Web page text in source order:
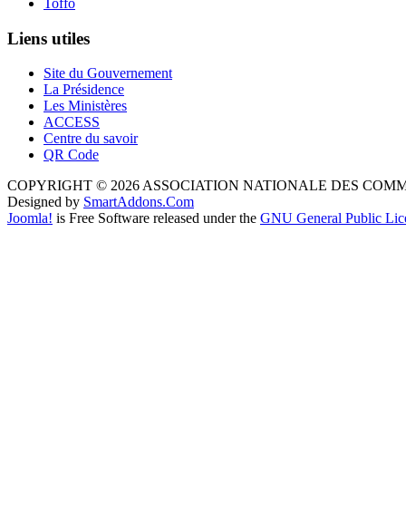
Toffo
Liens utiles
Site du Gouvernement
La Présidence
Les Ministères
ACCESS
Centre du savoir
QR Code
COPYRIGHT © 2026 ASSOCIATION NATIONALE DES
Designed by SmartAddons.Com
Joomla! is Free Software released under the GNU General Public